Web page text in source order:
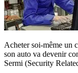
Acheter soi-même un
son auto va devenir
Sermi (Security